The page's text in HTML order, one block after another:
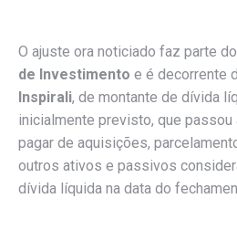
O ajuste ora noticiado faz parte
de Investimento e é decorrente
Inspirali, de montante de dívida
inicialmente previsto, que
pagar de aquisições,
outros ativos e passivos
dívida líquida na data do